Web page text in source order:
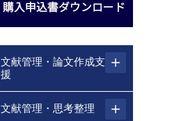
文献管理・論文作成支
援
文献管理・思考整理